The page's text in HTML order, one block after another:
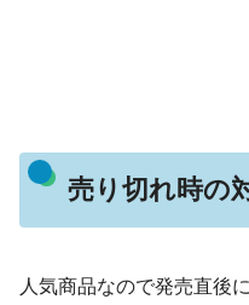
売り切れ時の
人気商品なので発売直後